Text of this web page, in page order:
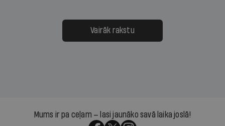
Vairāk rakstu
Mums ir pa ceļam — lasi jaunāko savā laika joslā!